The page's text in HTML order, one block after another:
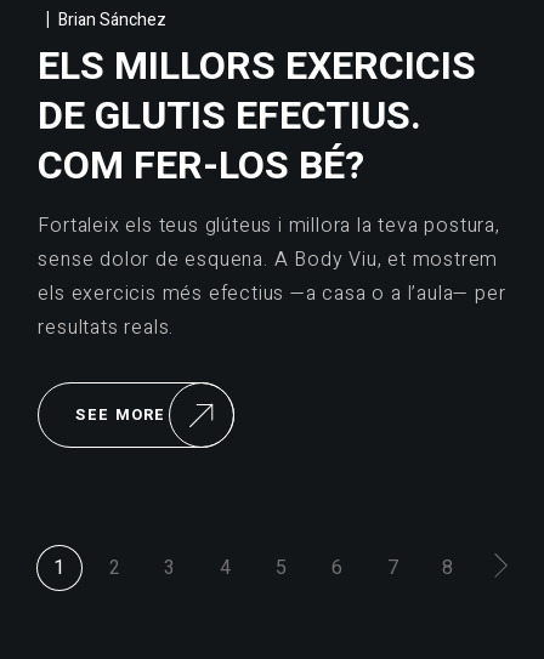
Brian Sánchez
ELS MILLORS EXERCICIS
DE GLUTIS EFECTIUS.
COM FER-LOS BÉ?
Fortaleix els teus glúteus i millora la teva postura,
sense dolor de esquena. A Body Viu, et mostrem
els exercicis més efectius —a casa o a l’aula— per
resultats reals.
SEE MORE
PAGINACIÓ
DE
1 2 3 4 5 6 7 8